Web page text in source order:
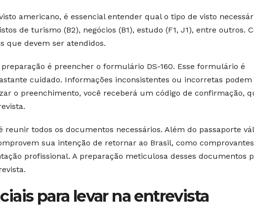
americano, é essencial entender qual o tipo de visto
de turismo (B2), negócios (B1), estudo (F1, J1), entre outros.
que devem ser atendidos.
é preencher o formulário DS-160. Esse formulário é
cuidado. Informações inconsistentes ou incorretas podem
o preenchimento, você receberá um código de confirmação,
todos os documentos necessários. Além do passaporte
sua intenção de retornar ao Brasil, como
profissional. A preparação meticulosa desses documentos
para levar na entrevista